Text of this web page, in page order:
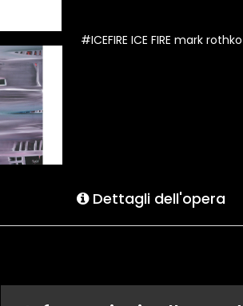
#ICEFIRE ICE FIRE mark
Dettagli dell'opera